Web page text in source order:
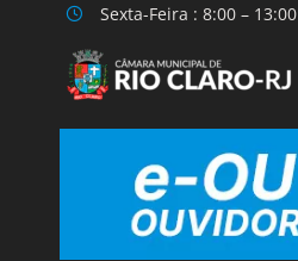
Sexta-Feira : 8:00 – 13:00